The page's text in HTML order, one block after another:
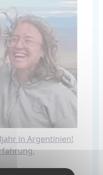
in Argentinien!
ich komme aus